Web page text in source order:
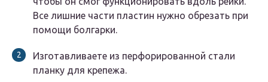
Все лишние части пластин нужно обрезать при
помощи болгарки.
Изготавливаете из перфорированной стали
планку для крепежа.